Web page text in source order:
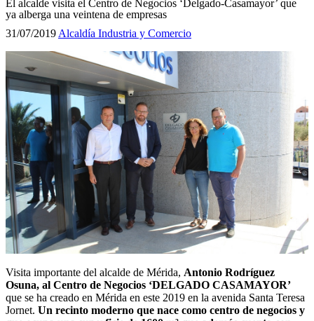
El alcalde visita el Centro de Negocios ‘Delgado-Casamayor’ que
ya alberga una veintena de empresas
31/07/2019Alcaldía Industria y Comercio
Visita importante del alcalde de Mérida, Antonio Rodríguez
Osuna, al Centro de Negocios ‘DELGADO CASAMAYOR’
que se ha creado en Mérida en este 2019 en la avenida Santa Teresa
Jornet. Un recinto moderno que nace como centro de negocios y